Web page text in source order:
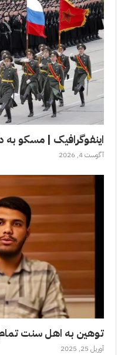
اینفوگرافیک | مسکو
آگوست 4, 2026
توهین به اهل سنت
آوریل 25, 2025